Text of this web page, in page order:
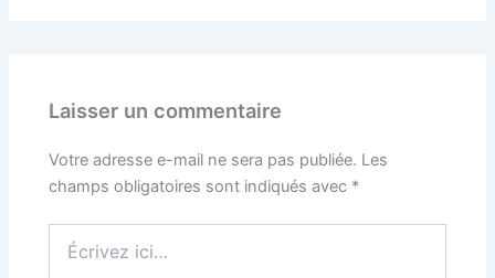
Laisser un commentaire
Votre adresse e-mail ne sera pas publiée. Les
champs obligatoires sont indiqués avec *
ici…